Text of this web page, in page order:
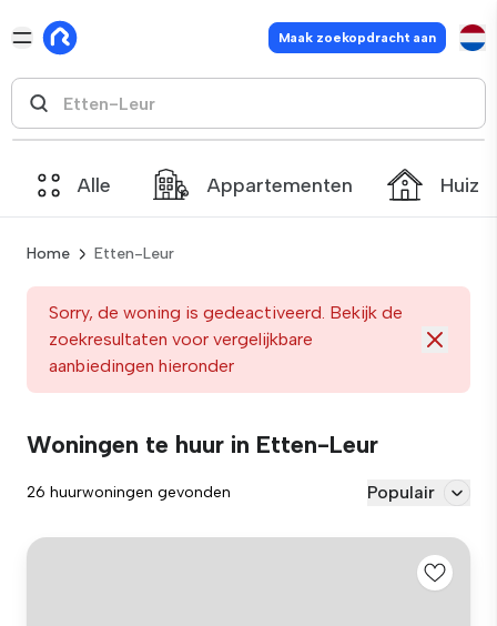
Maak zoekopdracht aan
Alle Appartementen
Home Etten-Leur
Sorry, de woning is gedeactiveerd. Bekijk de
zoekresultaten voor vergelijkbare
aanbiedingen hieronder
Woningen te huur in Etten-Leur
26 huurwoningen gevonden Populair